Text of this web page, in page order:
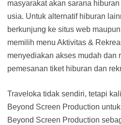
masyarakat akan sarana
usia. Untuk alternatif hiburan
berkunjung ke situs web
memilih menu Aktivitas &
menyediakan akses mudah dan
pemesanan tiket hiburan dan
Traveloka tidak sendiri, tetapi
Beyond Screen Production
Beyond Screen Production